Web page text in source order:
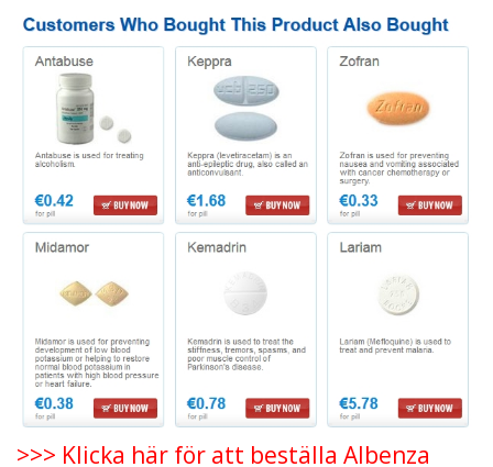
>>> Klicka här för att beställa Albenza